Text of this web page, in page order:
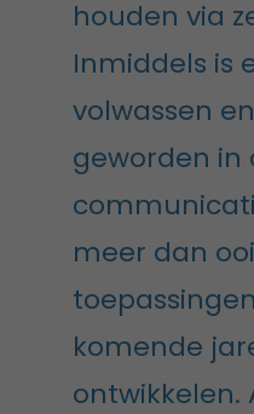
houden via
Inmiddels is
volwassen
geworden in
meer dan
komende
ontwikkelen.